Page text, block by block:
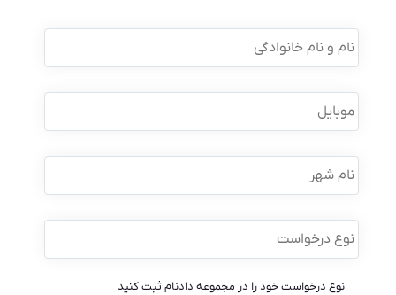
نام
و
نام
موبایل *
نام
شهر
نوع
درخواست *
نوع درخواست خود را در مجموعه دادنام ثبت کنید